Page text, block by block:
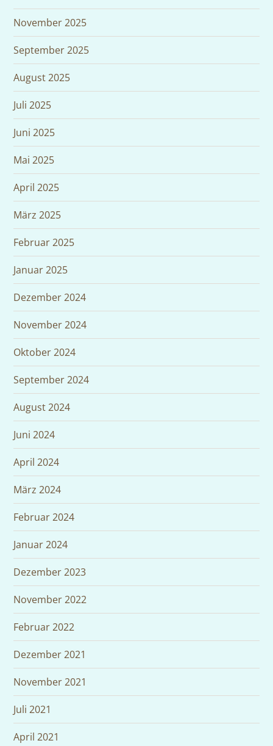
November 2025
September 2025
August 2025
Juli 2025
Juni 2025
Mai 2025
April 2025
März 2025
Februar 2025
Januar 2025
Dezember 2024
November 2024
Oktober 2024
September 2024
August 2024
Juni 2024
April 2024
März 2024
Februar 2024
Januar 2024
Dezember 2023
November 2022
Februar 2022
Dezember 2021
November 2021
Juli 2021
April 2021